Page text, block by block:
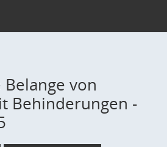
von
Behinderungen -